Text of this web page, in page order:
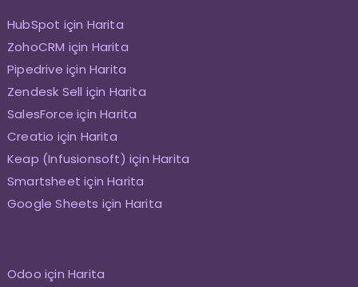
HubSpot için Harita
ZohoCRM için Harita
Pipedrive için Harita
Zendesk Sell için Harita
SalesForce için Harita
Creatio için Harita
Keap (Infusionsoft) için Harita
Smartsheet için Harita
Google Sheets için Harita
Odoo için Harita